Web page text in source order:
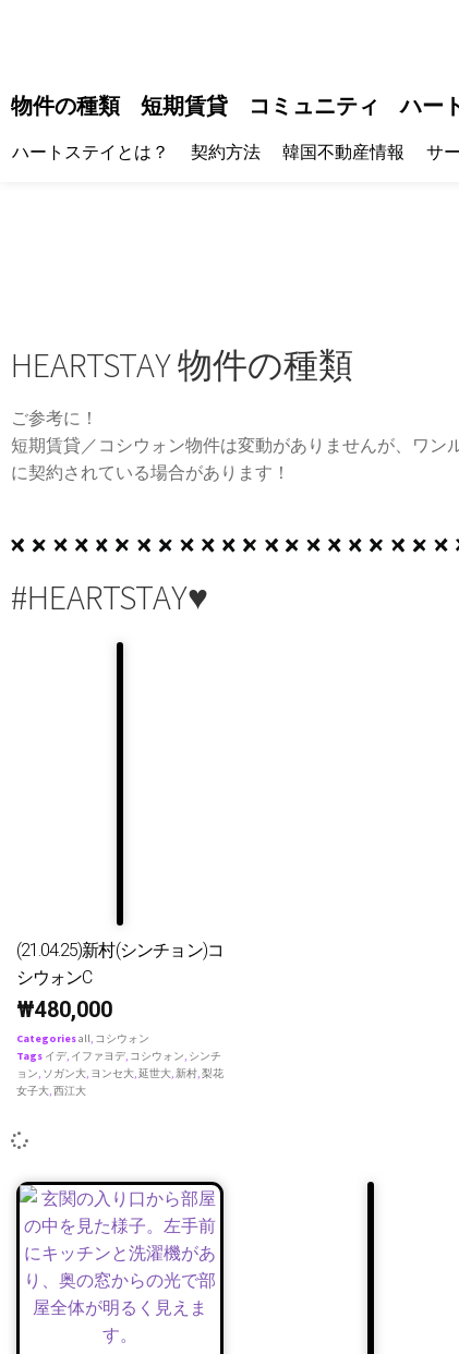
物件の種類 短期賃貸 コミュニティ ハー
ハートステイとは？ 契約方法 韓国不動産情報 サ
HEARTSTAY 物件の種類
ご参考に！
短期賃貸／コシウォン物件は変動がありませんが、ワ
に契約されている場合があります！
#HEARTSTAY♥
(21.04.25)新村(シンチョン)コ
シウォンC
₩480,000
Categoriesall, コシウォン
Tags イデ, イファヨデ, コシウォン, シンチ
ョン, ソガン大, ヨンセ大,延世大,新村,梨花
女子大,西江大